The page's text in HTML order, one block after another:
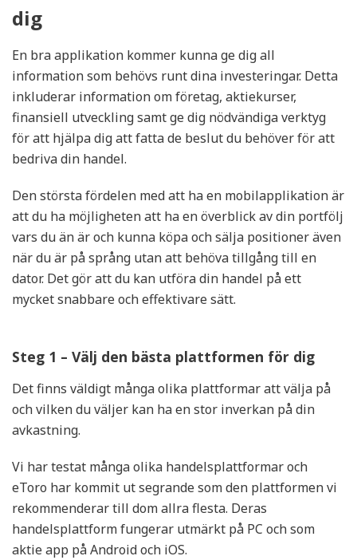
dig
En bra applikation kommer kunna ge dig all
information som behövs runt dina investeringar. Detta
inkluderar information om företag, aktiekurser,
finansiell utveckling samt ge dig nödvändiga verktyg
för att hjälpa dig att fatta de beslut du behöver för att
bedriva din handel.
Den största fördelen med att ha en mobilapplikation är
att du ha möjligheten att ha en överblick av din portfölj
vars du än är och kunna köpa och sälja positioner även
när du är på språng utan att behöva tillgång till en
dator. Det gör att du kan utföra din handel på ett
mycket snabbare och effektivare sätt.
Steg 1 – Välj den bästa plattformen för dig
Det finns väldigt många olika plattformar att välja på
och vilken du väljer kan ha en stor inverkan på din
avkastning.
Vi har testat många olika handelsplattformar och
eToro har kommit ut segrande som den plattformen vi
rekommenderar till dom allra flesta. Deras
handelsplattform fungerar utmärkt på PC och som
aktie app på Android och iOS.